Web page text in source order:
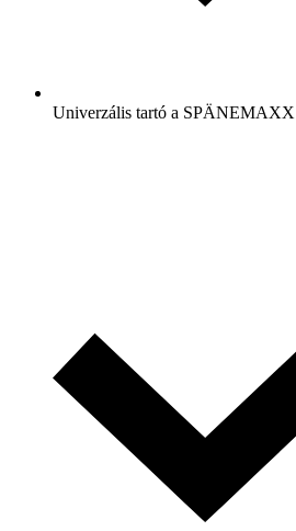
Univerzális tartó a SPÄNEMAXX